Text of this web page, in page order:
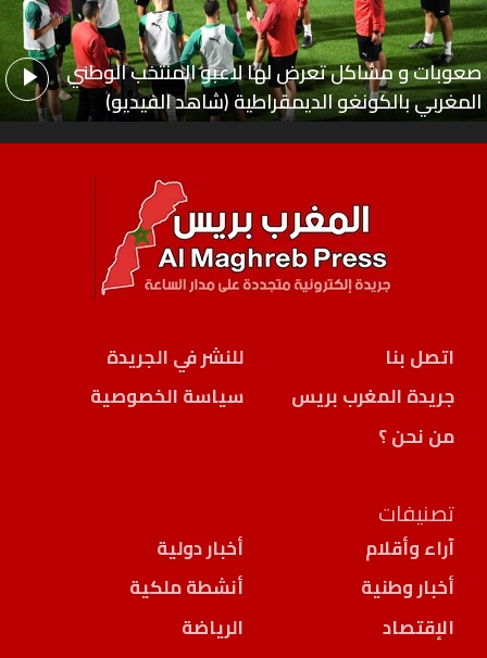
صعوبات و مشاكل تعرض لها لاعبو المنتخب الوطني
المغربي بالكونغو الديمقراطية (شاهد الفيديو)
اتصل بنا
للنشر في الجريدة
جريدة المغرب بريس
سياسة الخصوصية
من نحن ؟
تصنيفات
آراء وأقلام
أخبار دولية
أخبار وطنية
أنشطة ملكية
الإقتصاد
الرياضة